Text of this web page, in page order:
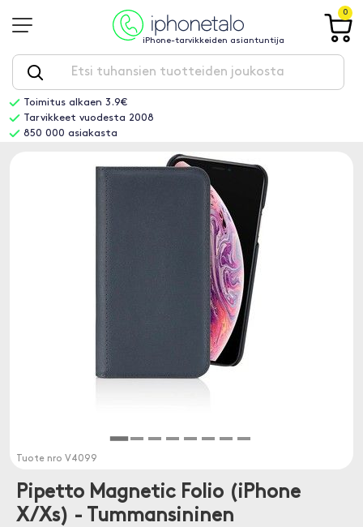
iPhone-tarvikkeiden asiantuntija
0
Toimitus alkaen 3.9€
Tarvikkeet vuodesta 2008
850 000 asiakasta
Tuote nro V4099
Pipetto Magnetic Folio (iPhone
X/Xs) - Tummansininen